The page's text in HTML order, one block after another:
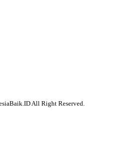
All Right Reserved.